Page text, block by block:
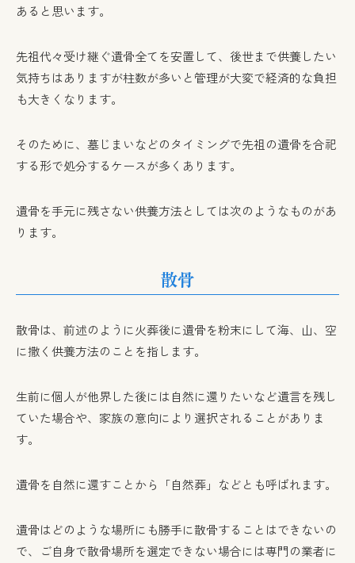
あると思います。
先祖代々受け継ぐ遺骨全てを安置して、後世まで供養したい
気持ちはありますが柱数が多いと管理が大変で経済的な負担
も大きくなります。
そのために、墓じまいなどのタイミングで先祖の遺骨を合祀
する形で処分するケースが多くあります。
遺骨を手元に残さない供養方法としては次のようなものがあ
ります。
散骨
散骨は、前述のように火葬後に遺骨を粉末にして海、山、空
に撒く供養方法のことを指します。
生前に個人が他界した後には自然に還りたいなど遺言を残し
ていた場合や、家族の意向により選択されることがありま
す。
遺骨を自然に還すことから「自然葬」などとも呼ばれます。
遺骨はどのような場所にも勝手に散骨することはできないの
で、ご自身で散骨場所を選定できない場合には専門の業者に